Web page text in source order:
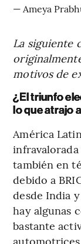
— Ameya
La siguiente
motivos de
¿El triunfo
lo que atrajo
América
también en
debido a
desde India
hay algunas
bastante